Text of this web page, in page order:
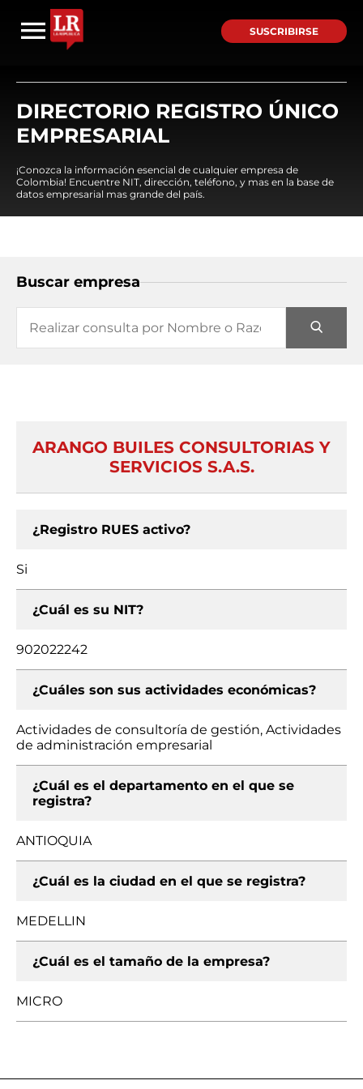
SUSCRIBIRSE
DIRECTORIO REGISTRO ÚNICO
EMPRESARIAL
¡Conozca la información esencial de cualquier empresa de
Colombia! Encuentre NIT, dirección, teléfono, y mas en la base de
datos empresarial mas grande del país.
Buscar empresa
ARANGO BUILES CONSULTORIAS Y
SERVICIOS S.A.S.
¿Registro RUES activo?
Si
¿Cuál es su NIT?
902022242
¿Cuáles son sus actividades económicas?
Actividades de consultoría de gestión, Actividades
de administración empresarial
¿Cuál es el departamento en el que se
registra?
ANTIOQUIA
¿Cuál es la ciudad en el que se registra?
MEDELLIN
¿Cuál es el tamaño de la empresa?
MICRO